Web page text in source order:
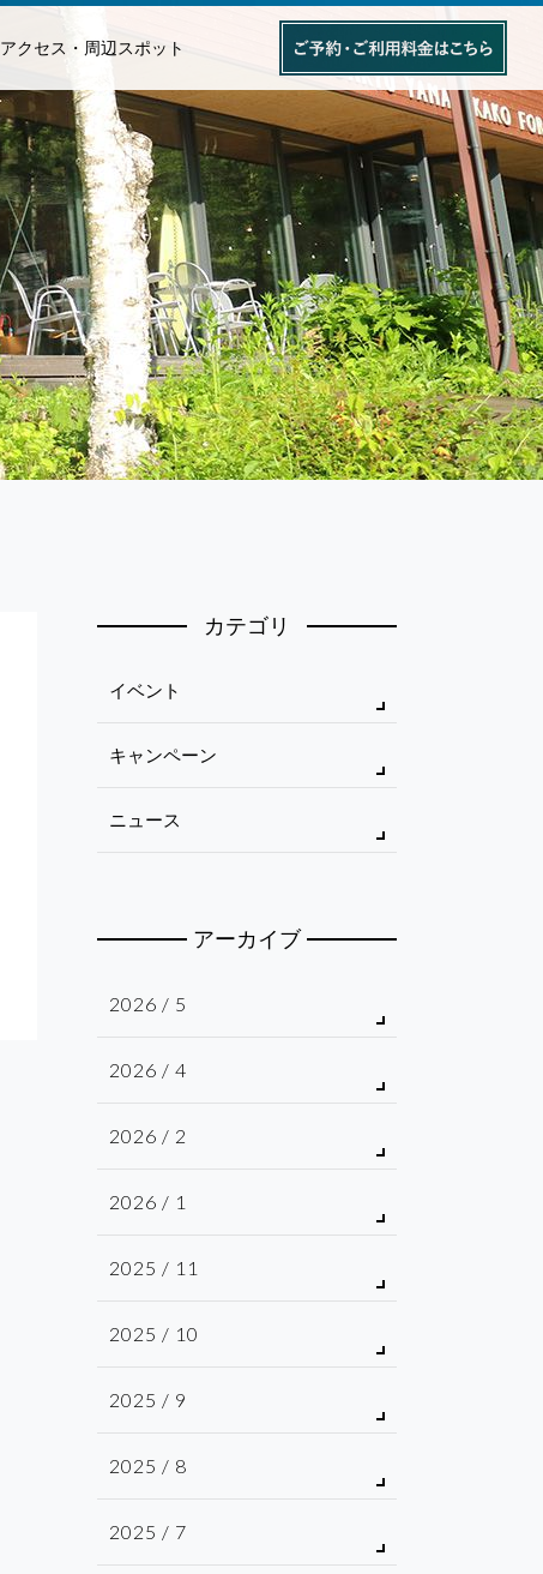
アクセス・周辺スポット
カテゴリ
イベント
キャンペーン
ニュース
アーカイブ
2026 / 5
2026 / 4
2026 / 2
2026 / 1
2025 / 11
2025 / 10
2025 / 9
2025 / 8
2025 / 7